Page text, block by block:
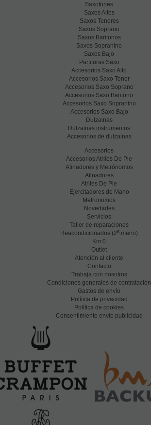
Saxofones
Saxos Altos
Saxos Tenores
Saxos Soprano
Saxos Baritonos
Saxos Sopranino
Saxos Bajo
Partituras Saxo
Accesorios Saxo Alto
Accesorios Saxo Tenor
Accesorios Saxo Soprano
Accesorios Saxo Baritono
Accesorios Saxo Sopranino
Accesorios Saxo Bajo
Dulzainas
Dulzainas instrumentos
Accesorios de dulzainas
Accesorios
Accesorios Atriles De Pie
Afinadores y Metrónomos
Afinadores
Atriles De Pie
Ejercitadores de Mano
Metronomos
Novedades
Servicios
Taller de reparaciones
Reacondicionados (2a mano)
Km 0
Outlet
Atención al cliente
Contacto
Trabaja con nosotros
Condiciones generales de contratación
Gastos de envío
Política de privacidad
Política de cookies
Consentimiento envío publicidad